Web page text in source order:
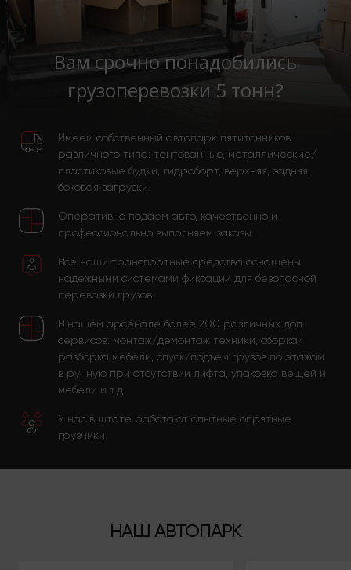
Вам срочно понадобились
грузоперевозки 5 тонн?
Имеем собственный автопарк пятитонников
различного типа: тентованные, металлические/
пластиковые будки, гидроборт, верхняя, задняя,
боковая загрузки.
Оперативно подаем авто, качественно и
профессионально выполняем заказы.
Все наши транспортные средства оснащены
надежными системами фиксации для безопасной
перевозки грузов.
В нашем арсенале более 200 различных доп
сервисов: монтаж/демонтаж техники, сборка/
разборка мебели, спуск/подъем грузов по этажам
в ручную при отсутствии лифта, упаковка вещей и
мебели и т.д.
У нас в штате работают опытные опрятные
грузчики.
НАШ АВТОПАРК